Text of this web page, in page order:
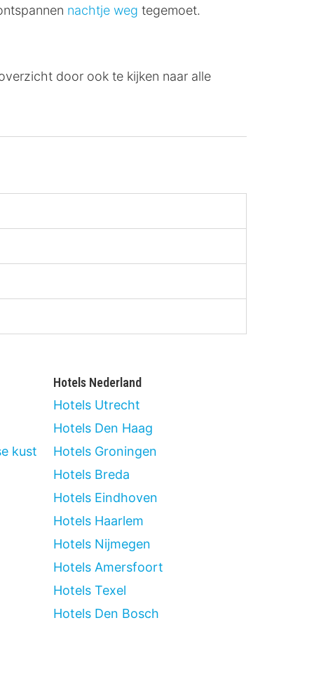
nachtje weg tegemoet.
door ook te kijken naar alle
kust
Hotels Nederland
Hotels Utrecht
Hotels Den Haag
Hotels Groningen
Hotels Breda
Hotels Eindhoven
Hotels Haarlem
Hotels Nijmegen
Hotels Amersfoort
Hotels Texel
Hotels Den Bosch